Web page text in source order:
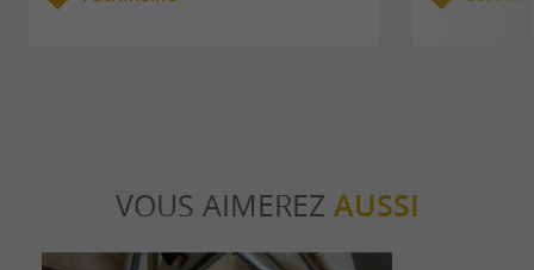
VOUS AIMEREZ AUSSI